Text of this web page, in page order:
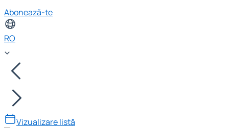
Abonează-te
RO
Vizualizare listă